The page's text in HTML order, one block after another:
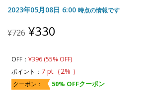
2023年05月08日 6:00 時点の情報です
¥726 Original
price
¥726.
¥330
¥330.
OFF： ¥396 (55% OFF)
ポイント： 7 pt（2% ）
クーポン： 50% OFFクーポン